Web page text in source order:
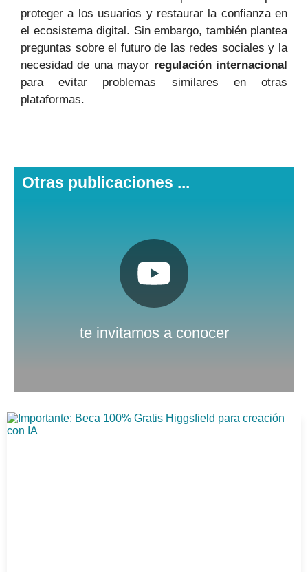
proteger a los usuarios y restaurar la confianza en
el ecosistema digital. Sin embargo, también plantea
preguntas sobre el futuro de las redes sociales y la
necesidad de una mayor regulación internacional
para evitar problemas similares en otras
plataformas.
Otras publicaciones ...
te invitamos a conocer
Pulsa aquí